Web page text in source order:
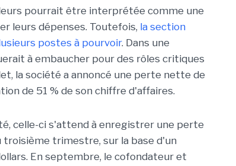
pourrait être interprétée comme une
leurs dépenses. Toutefois, la section
postes à pourvoir. Dans une
à embaucher pour des rôles critiques
la société a annoncé une perte nette de
de 51 % de son chiffre d'affaires.
celle-ci s'attend à enregistrer une perte
troisième trimestre, sur la base d'un
En septembre, le cofondateur et